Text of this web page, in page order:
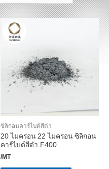
ซิลิกอนคาร์ไบด์สีดำ
20 ไมครอน 22 ไมครอน ซิลิกอน
คาร์ไบด์สีดำ F400
/MT